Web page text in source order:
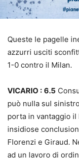
Queste le pagelle
azzurri usciti
1-0 contro il Milan.
VICARIO : 6.5
può nulla sul
porta in vantaggio
insidiose
Florenzi e Giraud.
ad un lavoro di